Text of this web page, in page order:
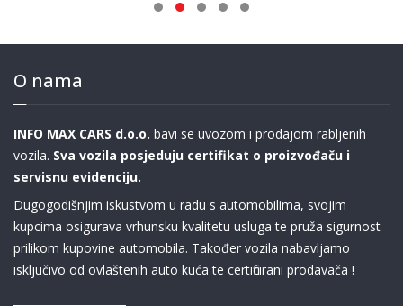
O nama
INFO MAX CARS d.o.o. bavi se uvozom i prodajom rabljenih
vozila. Sva vozila posjeduju certifikat o proizvođaču i
servisnu evidenciju.
Dugogodišnjim iskustvom u radu s automobilima, svojim
kupcima osigurava vrhunsku kvalitetu usluga te pruža sigurnost
prilikom kupovine automobila. Također vozila nabavljamo
isključivo od ovlaštenih auto kuća te certificirani prodavača !